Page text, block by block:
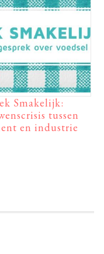
Smakelijk:
tussen
en industrie